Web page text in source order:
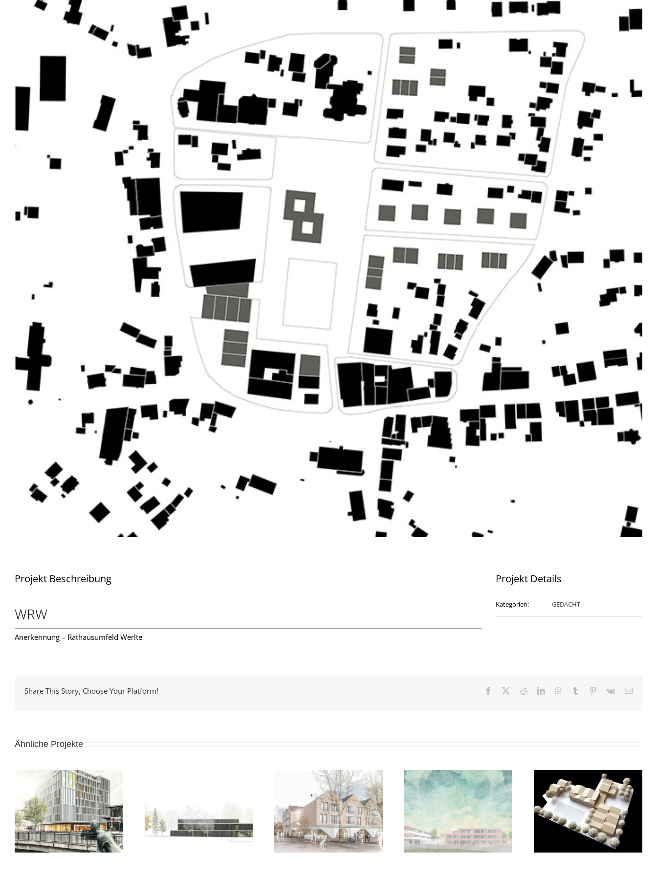
Projekt Beschreibung
WRW
Anerkennung – Rathausumfeld Werlte
Projekt Details
Kategorien: GEDACHT
Share This Story, Choose Your Platform! Facebook
TwitterRedditLinkedInWhatsApp
Tumblr Pinterest
Vk
E-
Ähnliche Projekte